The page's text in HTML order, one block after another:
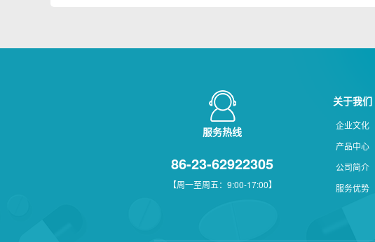
服务热线
86-23-62922305
【周一至周五：9:00-17:00】
关于我们
企业文化
产品中心
公司简介
服务优势